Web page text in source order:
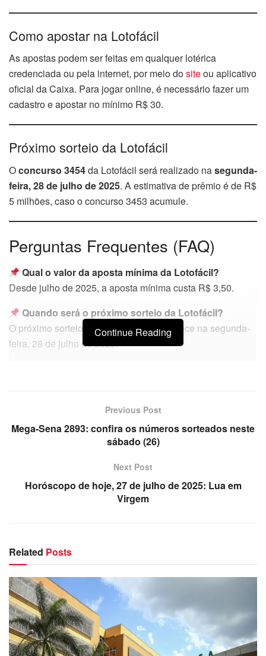
Como apostar na Lotofácil
As apostas podem ser feitas em qualquer lotérica
credenciada ou pela internet, por meio dositeou aplicativo
oficial da Caixa. Para jogar online, é necessário fazer um
cadastro e apostar no mínimo R$ 30.
Próximo sorteio da Lotofácil
Oconcurso 3454da Lotofácil será realizado nasegunda-
feira, 28 de julho de 2025. A estimativa de prêmio é de R$
5 milhões, caso o concurso 3453 acumule.
Perguntas Frequentes (FAQ)
Qual o valor da aposta mínima da Lotofácil?
Desde julho de 2025, a aposta mínima custa R$ 3,50.
Quando será o próximo sorteio da Lotofácil?
O próximo sorteio (concurso 3454) acontece na segunda-
feira, 28 de julho de 2025.
Continue Reading
Previous Post
Mega-Sena 2893: confira os números sorteados neste
sábado (26)
Next Post
Horóscopo de hoje, 27 de julho de 2025: Lua em
Virgem
Related Posts